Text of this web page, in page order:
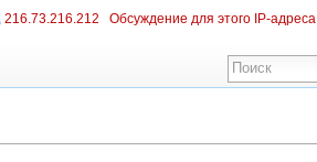
216.73.216.212 Обсуждение для этого IP-адреса